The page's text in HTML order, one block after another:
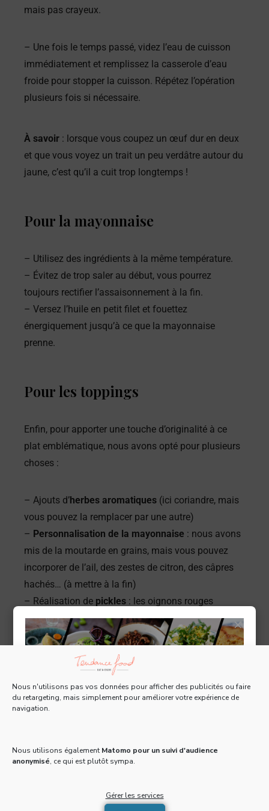
Nous n'utilisons pas vos données pour afficher des publicités ou faire
du retargeting, mais simplement pour améliorer votre expérience de
navigation.
Nous utilisons également Matomo pour un suivi d'audience
anonymisé, ce qui est plutôt sympa.
Gérer les services
mais pas crayeux.
– Une fois le temps passé, videz l’eau de cuisson
immédiatement et remplissez la casserole d’eau
froide pour stopper la cuisson. Répétez l’opération
plusieurs fois si nécessaire.
À savoir : lorsque vous coupez un œuf dur en deux
et que vous voyez un trait un peu verdâtre autour du
jaune, c’est qu’il a cuit trop longtemps !
Pour la mayonnaise
– Utilisez des ingrédients à la même température.
– Évitez de trop saler au début, vous pourrez
toujours rectifier l’assaisonnement à la fin.
– Versez l’huile en petit filet et fouettez
énergiquement jusqu’à ce que la mayonnaise
prenne.
Pour les toppings
Enfin, pour apporter une touche d’originalité à ce
plat emblématique, nous avons opté pour plusieurs
choses :
– Ajouts d’herbes aromatiques (ici coriandre, mais
vous pouvez la remplacer par une autre)
– Personnalisation de la mayonnaise : nous avons
mis de la moutarde en grains, mais vous pouvez
incorporer de l’ail, des zestes de citron, des câpres
hachés… (à mettre à la fin)
– Réalisation de pickles : les oignons rouges
macérés dans le vinaigre apportent une touche
tonique et dégraissent un peu le palais.
Œufs mayonnaise
×
Tous les 15 jours, recevez une Newsletter gratuite
Email *